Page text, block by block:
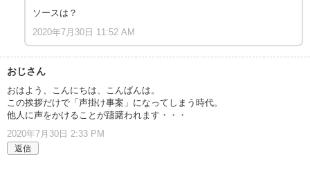
ソースは？
2020年7月30日 11:52 AM
おじさん
おはよう、こんにちは、こんばんは。
この挨拶だけで「声掛け事案」になってしまう時代。
他人に声をかけることが躊躇われます・・・
2020年7月30日 2:33 PM
返信